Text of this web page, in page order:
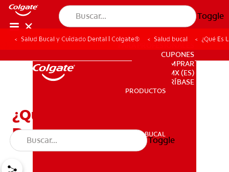
Toggle
PRODUCTOS
SALUD BUCAL
PARA PROFESIONALES
CUPONES
DONDE COMPRAR
MX (ES)
SUSCRÍBASE
PRODUCTOS
SALUD BUCAL
Toggle
Salud Bucal y Cuidado Dental | Colgate® Salud bucal ¿Qué Es
¿Qué Es La Geminación
Dental?